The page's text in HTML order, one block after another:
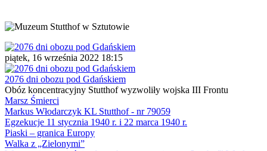
piątek, 16 września 2022 18:15
2076 dni obozu pod Gdańskiem
Obóz koncentracyjny Stutthof wyzwoliły wojska III Frontu
Marsz Śmierci
Markus Włodarczyk KL Stutthof - nr 79059
Egzekucje 11 stycznia 1940 r. i 22 marca 1940 r.
Piaski – granica Europy
Walka z „Zielonymi”